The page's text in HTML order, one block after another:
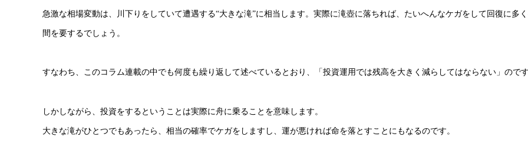
急激な相場変動は、川下りをしていて遭遇する“大きな滝”に相当します。実際に滝壺に落ちれば、たいへんなケガをして回復に多
間を要するでしょう。
すなわち、このコラム連載の中でも何度も繰り返して述べているとおり、「投資運用では残高を大きく減らしてはならない」のです
しかしながら、投資をするということは実際に舟に乗ることを意味します。
大きな滝がひとつでもあったら、相当の確率でケガをしますし、運が悪ければ命を落とすことにもなるのです。